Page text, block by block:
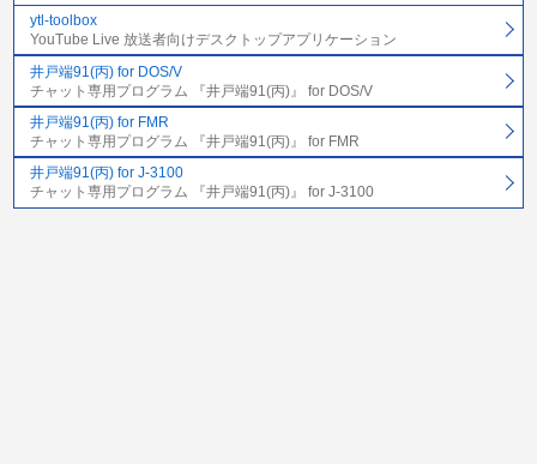
ytl-toolbox
YouTube Live 放送者向けデスクトップアプリケーション
井戸端91(丙) for DOS/V
チャット専用プログラム 『井戸端91(丙)』 for DOS/V
井戸端91(丙) for FMR
チャット専用プログラム 『井戸端91(丙)』 for FMR
井戸端91(丙) for J-3100
チャット専用プログラム 『井戸端91(丙)』 for J-3100